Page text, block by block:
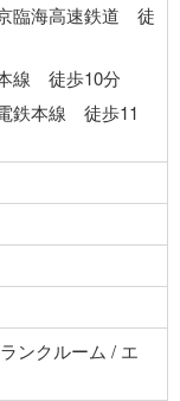
臨海高速鉄道 徒
線 徒歩10分
鉄本線 徒歩11
ンクルーム / エ